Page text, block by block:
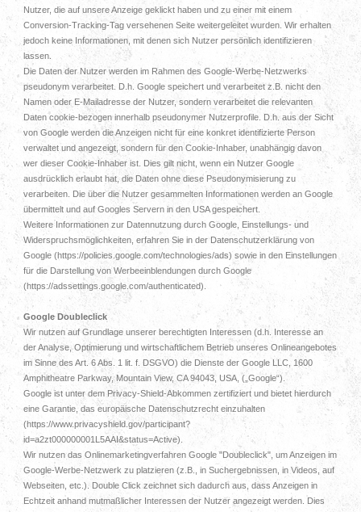
Nutzer, die auf unsere Anzeige geklickt haben und zu einer mit einem
Conversion-Tracking-Tag versehenen Seite weitergeleitet wurden. Wir erhalten
jedoch keine Informationen, mit denen sich Nutzer persönlich identifizieren
lassen.
Die Daten der Nutzer werden im Rahmen des Google-Werbe-Netzwerks
pseudonym verarbeitet. D.h. Google speichert und verarbeitet z.B. nicht den
Namen oder E-Mailadresse der Nutzer, sondern verarbeitet die relevanten
Daten cookie-bezogen innerhalb pseudonymer Nutzerprofile. D.h. aus der Sicht
von Google werden die Anzeigen nicht für eine konkret identifizierte Person
verwaltet und angezeigt, sondern für den Cookie-Inhaber, unabhängig davon
wer dieser Cookie-Inhaber ist. Dies gilt nicht, wenn ein Nutzer Google
ausdrücklich erlaubt hat, die Daten ohne diese Pseudonymisierung zu
verarbeiten. Die über die Nutzer gesammelten Informationen werden an Google
übermittelt und auf Googles Servern in den USA gespeichert.
Weitere Informationen zur Datennutzung durch Google, Einstellungs- und
Widerspruchsmöglichkeiten, erfahren Sie in der Datenschutzerklärung von
Google (https://policies.google.com/technologies/ads) sowie in den Einstellungen
für die Darstellung von Werbeeinblendungen durch Google
(https://adssettings.google.com/authenticated).
Google Doubleclick
Wir nutzen auf Grundlage unserer berechtigten Interessen (d.h. Interesse an
der Analyse, Optimierung und wirtschaftlichem Betrieb unseres Onlineangebotes
im Sinne des Art. 6 Abs. 1 lit. f. DSGVO) die Dienste der Google LLC, 1600
Amphitheatre Parkway, Mountain View, CA 94043, USA, („Google“).
Google ist unter dem Privacy-Shield-Abkommen zertifiziert und bietet hierdurch
eine Garantie, das europäische Datenschutzrecht einzuhalten
(https://www.privacyshield.gov/participant?
id=a2zt000000001L5AAI&status=Active).
Wir nutzen das Onlinemarketingverfahren Google "Doubleclick", um Anzeigen im
Google-Werbe-Netzwerk zu platzieren (z.B., in Suchergebnissen, in Videos, auf
Webseiten, etc.). Double Click zeichnet sich dadurch aus, dass Anzeigen in
Echtzeit anhand mutmaßlicher Interessen der Nutzer angezeigt werden. Dies